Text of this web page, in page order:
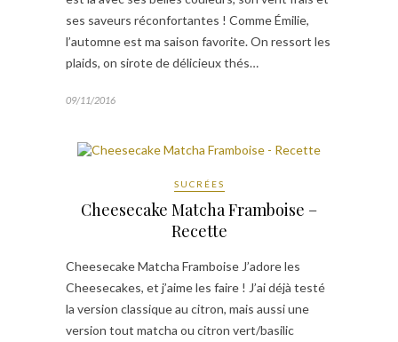
ses saveurs réconfortantes ! Comme Émilie,
l’automne est ma saison favorite. On ressort les
plaids, on sirote de délicieux thés…
09/11/2016
SUCRÉES
Cheesecake Matcha Framboise –
Recette
Cheesecake Matcha Framboise J’adore les
Cheesecakes, et j’aime les faire ! J’ai déjà testé
la version classique au citron, mais aussi une
version tout matcha ou citron vert/basilic